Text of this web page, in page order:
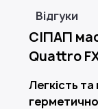
Відгуки
СІПАП
Quattro
Легкість